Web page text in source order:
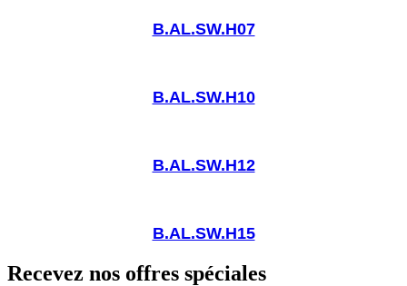
B.AL.SW.H07
B.AL.SW.H10
B.AL.SW.H12
B.AL.SW.H15
Recevez nos offres spéciales